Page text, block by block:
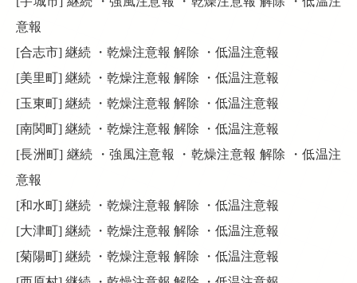
意報
[合志市] 継続 ・乾燥注意報 解除 ・低温注意報
[美里町] 継続 ・乾燥注意報 解除 ・低温注意報
[玉東町] 継続 ・乾燥注意報 解除 ・低温注意報
[南関町] 継続 ・乾燥注意報 解除 ・低温注意報
[長洲町] 継続 ・強風注意報 ・乾燥注意報 解除 ・低温注
意報
[和水町] 継続 ・乾燥注意報 解除 ・低温注意報
[大津町] 継続 ・乾燥注意報 解除 ・低温注意報
[菊陽町] 継続 ・乾燥注意報 解除 ・低温注意報